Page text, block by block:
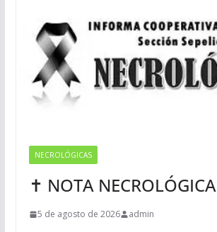
NECROLÓGICAS
✝ NOTA NECROLÓGICA
5 de agosto de 2026 admin